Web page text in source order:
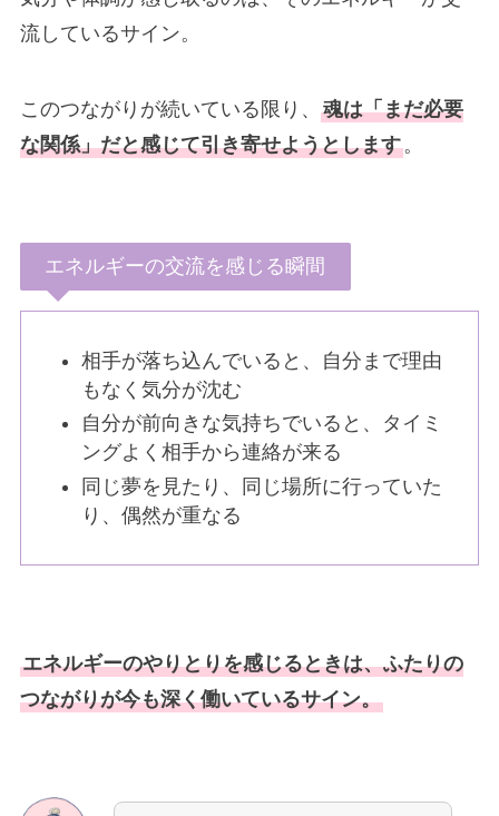
流しているサイン。
このつながりが続いている限り、 魂は「まだ必要
な関係」だと感じて引き寄せようとします。
エネルギーの交流を感じる瞬間
相手が落ち込んでいると、自分まで理由
もなく気分が沈む
自分が前向きな気持ちでいると、タイミ
ングよく相手から連絡が来る
同じ夢を見たり、同じ場所に行っていた
り、偶然が重なる
エネルギーのやりとりを感じるときは、ふたりの
つながりが今も深く働いているサイン。